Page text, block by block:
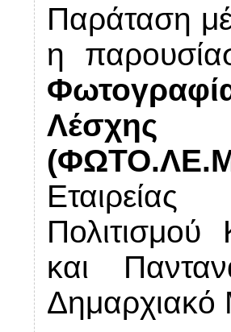
Παράταση
η
και
Δημαρχιακό